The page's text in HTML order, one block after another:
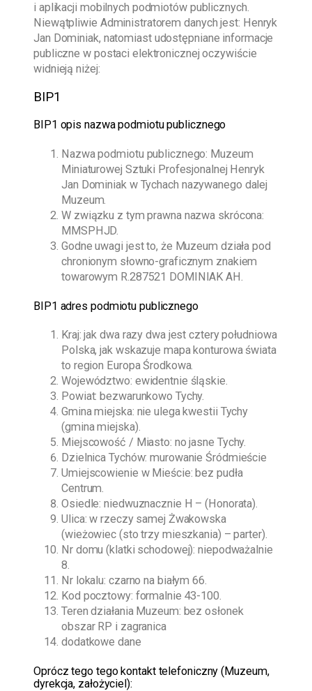
i aplikacji mobilnych podmiotów publicznych.
Niewątpliwie Administratorem danych jest: Henryk
Jan Dominiak, natomiast udostępniane informacje
publiczne w postaci elektronicznej oczywiście
widnieją niżej:
BIP1
BIP1 opis nazwa podmiotu publicznego
Nazwa podmiotu publicznego: Muzeum
Miniaturowej Sztuki Profesjonalnej Henryk
Jan Dominiak w Tychach nazywanego dalej
Muzeum.
W związku z tym prawna nazwa skrócona:
MMSPHJD.
Godne uwagi jest to, że Muzeum działa pod
chronionym słowno-graficznym znakiem
towarowym R.287521 DOMINIAK AH.
BIP1 adres podmiotu publicznego
Kraj: jak dwa razy dwa jest cztery południowa
Polska, jak wskazuje mapa konturowa świata
to region Europa Środkowa.
Województwo: ewidentnie śląskie.
Powiat: bezwarunkowo Tychy.
Gmina miejska: nie ulega kwestii Tychy
(gmina miejska).
Miejscowość / Miasto: no jasne Tychy.
Dzielnica Tychów: murowanie Śródmieście
Umiejscowienie w Mieście: bez pudła
Centrum.
Osiedle: niedwuznacznie H – (Honorata).
Ulica: w rzeczy samej Żwakowska
(wieżowiec (sto trzy mieszkania) – parter).
Nr domu (klatki schodowej): niepodważalnie
8.
Nr lokalu: czarno na białym 66.
Kod pocztowy: formalnie 43-100.
Teren działania Muzeum: bez osłonek
obszar RP i zagranica
dodatkowe dane
Oprócz tegotego kontakt telefoniczny (Muzeum,
dyrekcja, założyciel):